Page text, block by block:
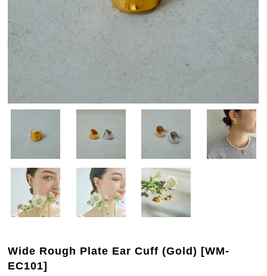
Wide Rough Plate Ear Cuff (Gold) [WM-
EC101]